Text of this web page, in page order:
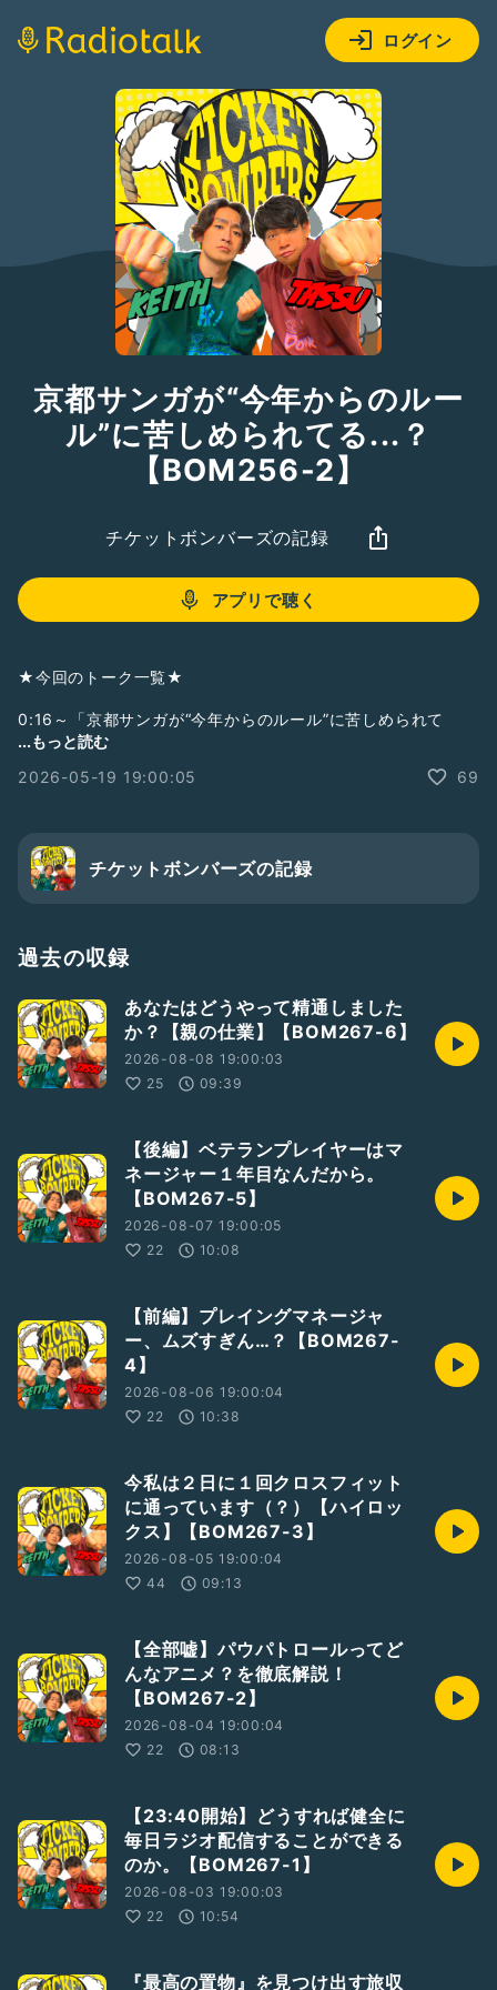
ログイン
京都サンガが“今年からのルー
ル”に苦しめられてる...？
【BOM256-2】
チケットボンバーズの記録
アプリで聴く
★今回のトーク一覧★
0:16～「京都サンガが“今年からのルール”に苦しめられて
る...？」
...もっと読む
2026-05-19 19:00:05
69
チケットボンバーズの記録
過去の収録
あなたはどうやって精通しました
か？【親の仕業】【BOM267-6】
2026-08-08 19:00:03
25
09:39
【後編】ベテランプレイヤーはマ
ネージャー１年目なんだから。
【BOM267-5】
2026-08-07 19:00:05
22
10:08
【前編】プレイングマネージャ
ー、ムズすぎん…？【BOM267-
4】
2026-08-06 19:00:04
22
10:38
今私は２日に１回クロスフィット
に通っています（？）【ハイロッ
クス】【BOM267-3】
2026-08-05 19:00:04
44
09:13
【全部嘘】パウパトロールってど
んなアニメ？を徹底解説！
【BOM267-2】
2026-08-04 19:00:04
22
08:13
【23:40開始】どうすれば健全に
毎日ラジオ配信することができる
のか。【BOM267-1】
2026-08-03 19:00:03
22
10:54
『最高の置物』を見つけ出す旅収